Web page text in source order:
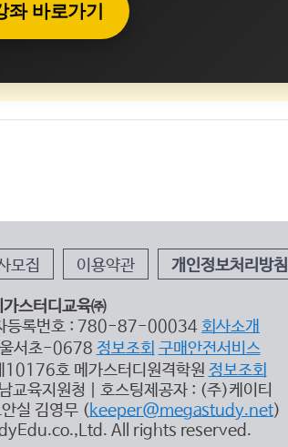
좌 바로가기
모집 이용약관 개인정보처리방침
가스터디교육㈜
등록번호 : 780-87-00034회사소개
서초-0678 정보조회 구매안전서비스
10176호 메가스터디원격학원 정보조회
교육지원청 | 호스팅제공자 : (주)케이티
실 김영무 ( keeper@megastudy.net)
All rights reserved.